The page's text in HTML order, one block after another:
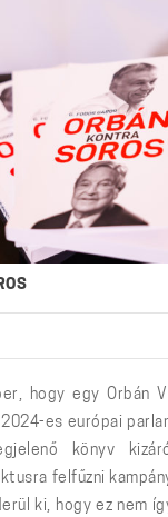
hogy egy Orbán
es európai
könyv
felfűzni
ki, hogy ez nem